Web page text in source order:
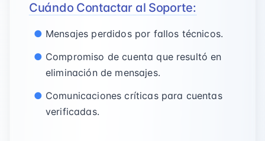
Cuándo Contactar al Soporte:
Mensajes perdidos por fallos técnicos.
Compromiso de cuenta que resultó en
eliminación de mensajes.
Comunicaciones críticas para cuentas
verificadas.